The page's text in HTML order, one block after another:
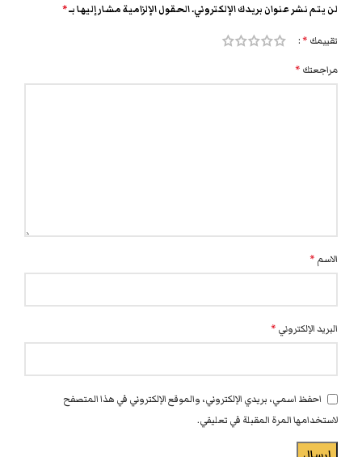
لن يتم نشر عنوان بريدك الإلكتروني.الحقول الإلزامية مشار إليها بـ*
تقييمك *
مراجعتك *
الاسم *
البريد الإلكتروني *
احفظ اسمي، بريدي الإلكتروني، والموقع الإلكتروني في هذا المتصفح
لاستخدامها المرة المقبلة في تعليقي.